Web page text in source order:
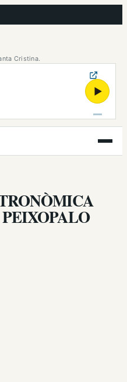
Cristina.
▶
Obre
el